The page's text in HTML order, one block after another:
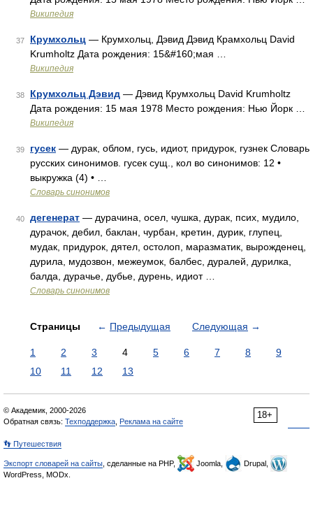
Википедия
37 Крумхольц — Крумхольц, Дэвид Дэвид Крамхольц David
Krumholtz Дата рождения: 15&#160;мая …
Википедия
38 Крумхольц Дэвид — Дэвид Крумхольц David Krumholtz
Дата рождения: 15 мая 1978 Место рождения: Нью Йорк …
Википедия
39 гусек — дурак, облом, гусь, идиот, придурок, гузнек Словарь
русских синонимов. гусек сущ., кол во синонимов: 12 •
выкружка (4) • …
Словарь синонимов
40 дегенерат — дурачина, осел, чушка, дурак, псих, мудило,
дурачок, дебил, баклан, чурбан, кретин, дурик, глупец,
мудак, придурок, дятел, остолоп, маразматик, вырожденец,
дурила, мудозвон, межеумок, балбес, дуралей, дурилка,
балда, дурачье, дубье, дурень, идиот …
Словарь синонимов
Страницы ← Предыдущая Следующая →
1 2 3 4 5 6 7 8
9
10
11 12 13
18+
© Академик, 2000-2026
Обратная связь: Техподдержка Реклама на сайте
👣 Путешествия
Экспорт словарей на сайты , сделанные на PHP, Joomla,
Drupal,
WordPress, MODx.